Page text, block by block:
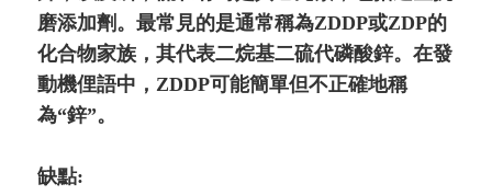
磨添加劑。最常見的是通常稱為ZDDP或ZDP的
化合物家族，其代表二烷基二硫代磷酸鋅。在發
動機俚語中，ZDDP可能簡單但不正確地稱
為“鋅”。
缺點: